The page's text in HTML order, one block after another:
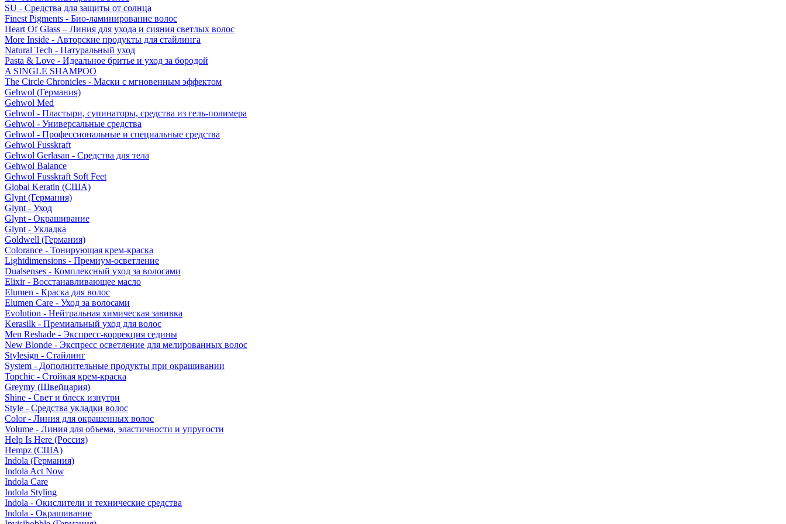
SU - Средства для защиты от солнца
Finest Pigments - Био-ламинирование волос
Heart Of Glass – Линия для ухода и сияния светлых волос
More Inside - Авторские продукты для стайлинга
Natural Tech - Натуральный уход
Pasta & Love - Идеальное бритье и уход за бородой
A SINGLE SHAMPOO
The Circle Chronicles - Маски с мгновенным эффектом
Gehwol (Германия)
Gehwol Med
Gehwol - Пластыри, супинаторы, средства из гель-полимера
Gehwol - Универсальные средства
Gehwol - Профессиональные и специальные средства
Gehwol Fusskraft
Gehwol Gerlasan - Средства для тела
Gehwol Balance
Gehwol Fusskraft Soft Feet
Global Keratin (США)
Glynt (Германия)
Glynt - Уход
Glynt - Окрашивание
Glynt - Укладка
Goldwell (Германия)
Colorance - Тонирующая крем-краска
Lightdimensions - Премиум-осветление
Dualsenses - Комплексный уход за волосами
Elixir - Восстанавливающее масло
Elumen - Краска для волос
Elumen Care - Уход за волосами
Evolution - Нейтральная химическая завивка
Kerasilk - Премиальный уход для волос
Men Reshade - Экспресс-коррекция седины
New Blonde - Экспресс осветление для мелированных волос
Stylesign - Стайлинг
System - Дополнительные продукты при окрашивании
Topchic - Стойкая крем-краска
Greymy (Швейцария)
Shine - Свет и блеск изнутри
Style - Средства укладки волос
Color - Линия для окрашенных волос
Volume - Линия для объема, эластичности и упругости
Help Is Here (Россия)
Hempz (США)
Indola (Германия)
Indola Act Now
Indola Care
Indola Styling
Indola - Окислители и технические средства
Indola - Окрашивание